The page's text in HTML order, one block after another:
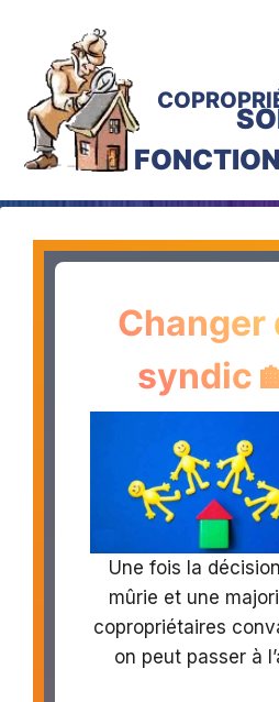
Changer
syndic
Une fois la
mûrie et une
copropriétaires
on peut passer à